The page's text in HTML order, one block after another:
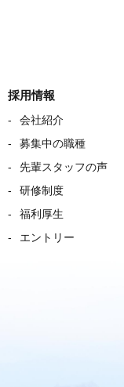
採用情報
会社紹介
募集中の職種
先輩スタッフの声
研修制度
福利厚生
エントリー